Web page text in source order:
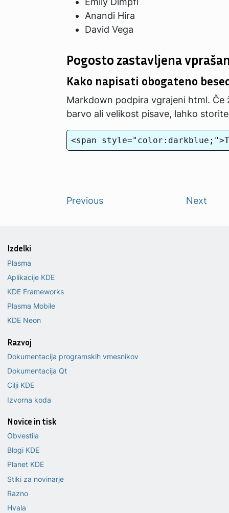
Anandi Hira
David Vega
Pogosto zastavljena
Kako napisati obogateno
Markdown podpira vgrajeni html. Če
barvo ali velikost pisave, lahko
Previous Next
Izdelki
Plasma
Aplikacije KDE
KDE Frameworks
Plasma Mobile
KDE Neon
Razvoj
Dokumentacija programskih vmesnikov
Dokumentacija Qt
Cilji KDE
Izvorna koda
Novice in tisk
Obvestila
Blogi KDE
Planet KDE
Stiki za novinarje
Razno
Hvala